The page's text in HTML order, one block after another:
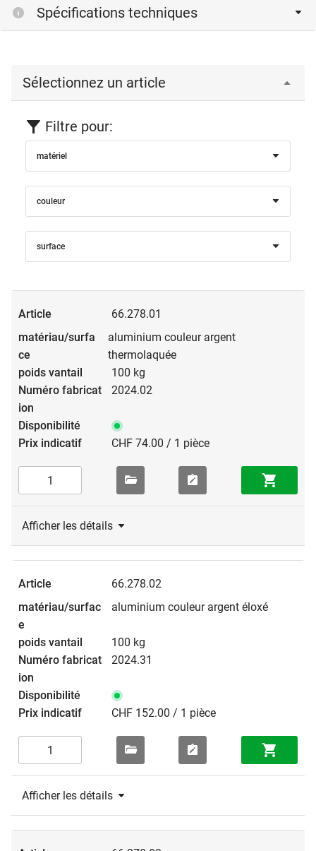
Spécifications techniques
Sélectionnez un article
Filtre pour:
matériel
couleur
surface
66.278.01
aluminium couleur argent
thermolaquée
100 kg
2024.02
CHF 74.00 / 1 pièce
Afficher les détails
66.278.02
aluminium couleur argent éloxé
100 kg
2024.31
CHF 152.00 / 1 pièce
Afficher les détails